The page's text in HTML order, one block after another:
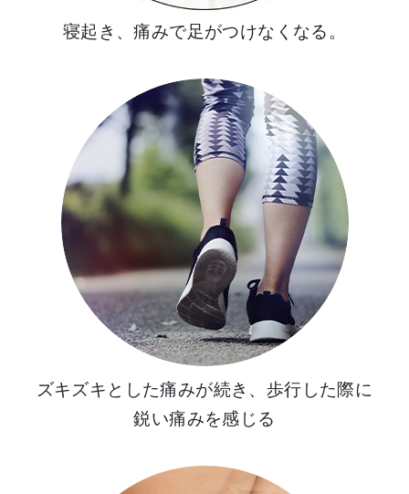
寝起き、痛みで足がつけなくなる。
ズキズキとした痛みが続き、歩行した際に
鋭い痛みを感じる